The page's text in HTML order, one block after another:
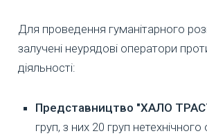
Для проведення гуманітарного
залучені неурядові оператори
діяльності:
Представництво "ХАЛО ТРАСТ
груп, з них 20 груп